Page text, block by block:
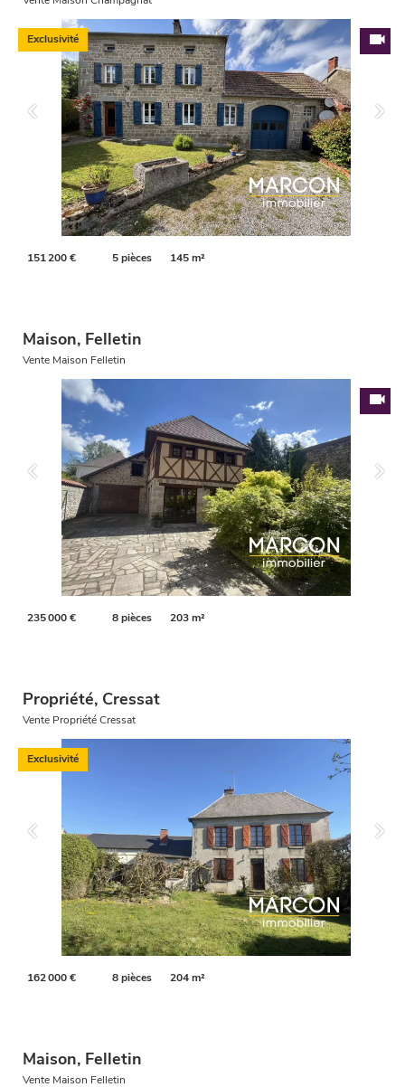
151 200 € 5 pièces 145 m²
Exclusivité
Maison, Felletin
Vente Maison Felletin
235 000 € 8 pièces 203 m²
Propriété, Cressat
Vente Propriété Cressat
162 000 € 8 pièces 204 m²
Exclusivité
Maison, Felletin
Vente Maison Felletin